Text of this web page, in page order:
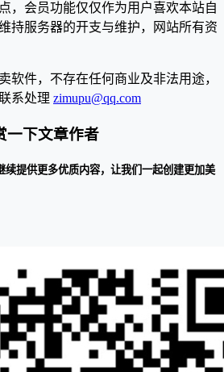
，会员功能仅仅作为用户喜欢本站自
持服务器的开支与维护，网站所有资
软件，不存在任何商业及非法用途，
系处理 zimupu@qq.com
一下文章作者
续提供更多优质内容，让我们一起创建更加美